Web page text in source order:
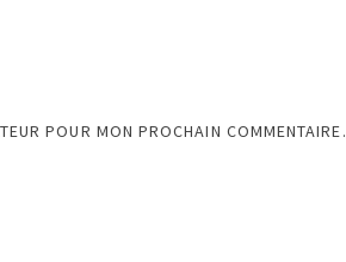
POUR MON PROCHAIN COMMENTAIRE.